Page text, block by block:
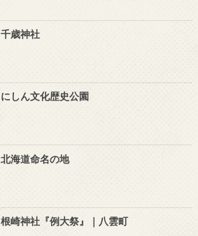
千歳神社
にしん文化歴史公園
北海道命名の地
根崎神社『例大祭』｜八雲町